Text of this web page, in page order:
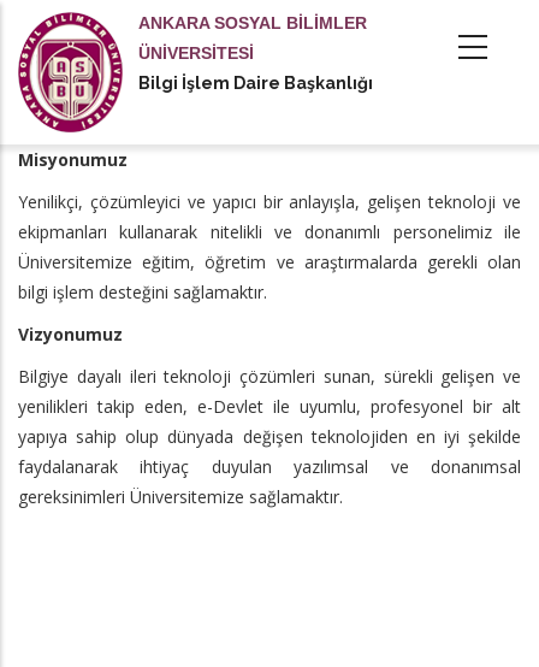
içeriğe
atla
ANKARA SOSYAL BİLİMLER
ÜNİVERSİTESİ
Bilgi İşlem Daire Başkanlığı
actions
Misyonumuz
Yenilikçi, çözümleyici ve yapıcı bir anlayışla, gelişen teknoloji ve
ekipmanları kullanarak nitelikli ve donanımlı personelimiz ile
Üniversitemize eğitim, öğretim ve araştırmalarda gerekli olan
bilgi işlem desteğini sağlamaktır.
Vizyonumuz
Bilgiye dayalı ileri teknoloji çözümleri sunan, sürekli gelişen ve
yenilikleri takip eden, e-Devlet ile uyumlu, profesyonel bir alt
yapıya sahip olup dünyada değişen teknolojiden en iyi şekilde
faydalanarak ihtiyaç duyulan yazılımsal ve donanımsal
gereksinimleri Üniversitemize sağlamaktır.